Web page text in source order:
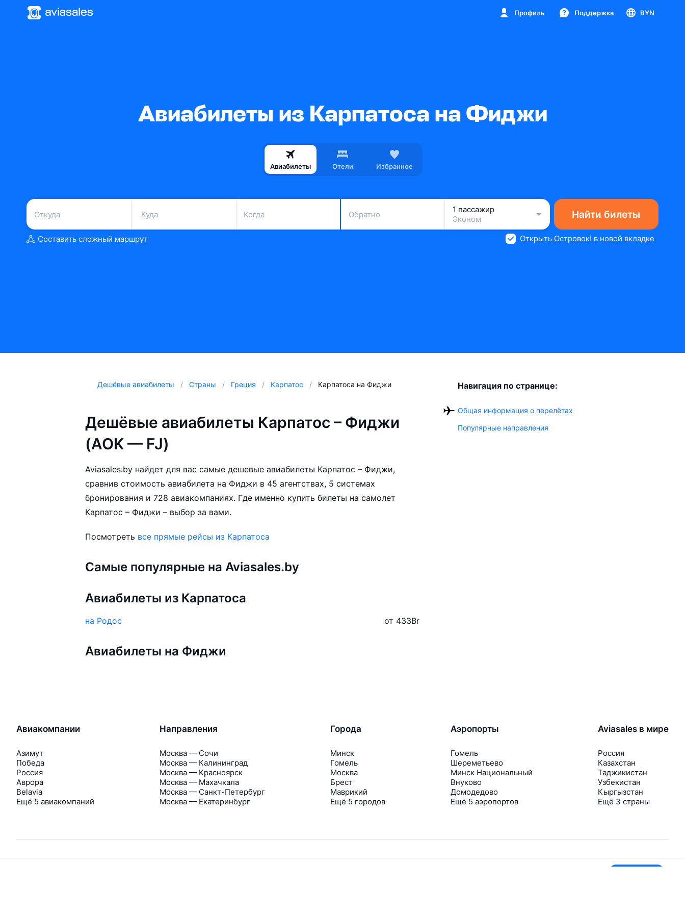
Профиль Поддержка BYN
Авиабилеты из Карпатоса на Фиджи
Авиабилеты Отели Избранное
Когда Обратно
1 пассажир
Эконом
Найти билеты
Составить сложный маршрут Открыть Островок! в новой вкладке
Дешёвые авиабилеты Страны Греция Карпатос Карпатоса на Фиджи
Дешёвые авиабилеты Карпатос – Фиджи
(AOK — FJ)
Aviasales.by найдет для вас самые дешевые авиабилеты Карпатос – Фиджи,
сравнив стоимость авиабилета на Фиджи в 45 агентствах, 5 системах
бронирования и 728 авиакомпаниях. Где именно купить билеты на самолет
Карпатос – Фиджи – выбор за вами.
Посмотреть все прямые рейсы из Карпатоса
Самые популярные на Aviasales.by
Авиабилеты из Карпатоса
на Родос от 433Br
Авиабилеты на Фиджи
Навигация по странице:
Общая информация о перелётах
Популярные направления
Авиакомпании
Азимут
Победа
Россия
Аврора
Belavia
Ещё 5 авиакомпаний
Направления
Москва — Сочи
Москва — Калининград
Москва — Красноярск
Москва — Махачкала
Москва — Санкт-Петербург
Москва — Екатеринбург
Города
Минск
Гомель
Москва
Брест
Маврикий
Ещё 5 городов
Аэропорты
Гомель
Шереметьево
Минск Национальный
Внуково
Домодедово
Ещё 5 аэропортов
Aviasales в мире
Россия
Казахстан
Таджикистан
Узбекистан
Кыргызстан
Ещё 3 страны